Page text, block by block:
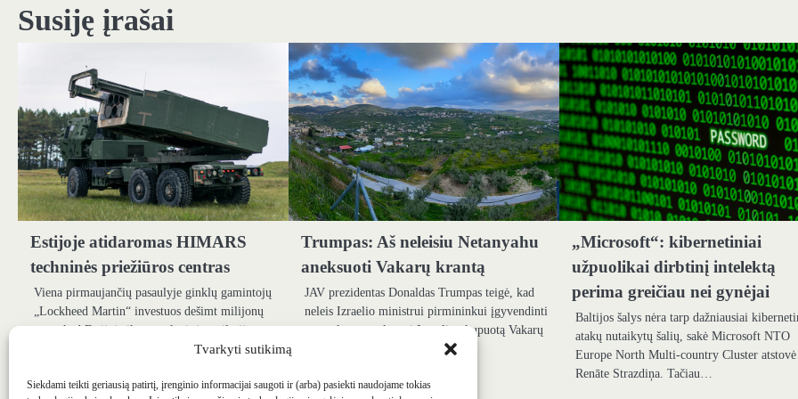
Tvarkyti sutikimą
Siekdami teikti geriausią patirtį, įrenginio informacijai saugoti ir (arba) pasiekti naudojame tokias
įrašų
Susiję įrašai
Estijoje atidaromas HIMARS
techninės priežiūros centras
Viena pirmaujančių pasaulyje ginklų gamintojų
„Lockheed Martin“ investuos dešimt milijonų
eurų, kad Estijoje įkurtų raketinės artilerijos
sistemų HIMARS aptarnavimo centrą,…
Trumpas: Aš neleisiu Netanyahu
aneksuoti Vakarų krantą
JAV prezidentas Donaldas Trumpas teigė, kad
neleis Izraelio ministrui pirmininkui įgyvendinti
savo planus aneksuoti Izraelio okupuotą Vakarų
„Microsoft“: kibernetiniai
užpuolikai dirbtinį intelektą
perima greičiau nei gynėjai
Baltijos šalys nėra tarp dažniausiai
atakų nutaikytų šalių, sakė Microsoft NTO
Europe North Multi-country Cluster atstovė
Renāte Strazdiņa. Tačiau…